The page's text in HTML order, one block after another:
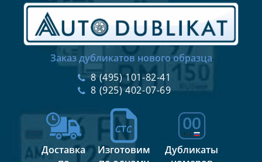
Заказ дубликатов нового образца
8 (495) 101-82-41
8 (925) 402-07-69
Доставка
Изготовим
Дубликаты